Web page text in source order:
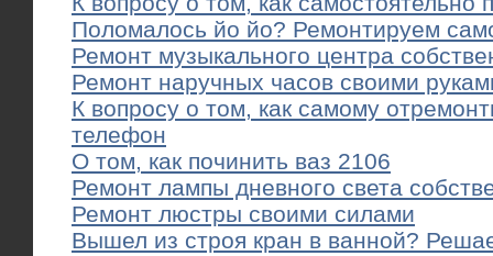
Поломалось йо йо? Ремонтируем
Ремонт музыкального центра
Ремонт наручных часов своими
К вопросу о том, как самому
телефон
О том, как починить ваз 2106
Ремонт лампы дневного света
Ремонт люстры своими силами
Вышел из строя кран в ванной?